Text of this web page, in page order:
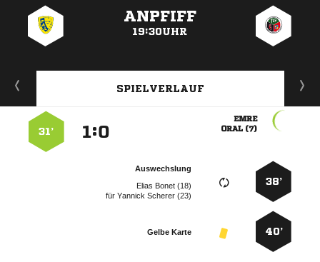
ANPFIFF
19:30UHR
SPIELVERLAUF

 
:
31’
38’
Auswechslung
  
für  
40’
Gelbe Karte